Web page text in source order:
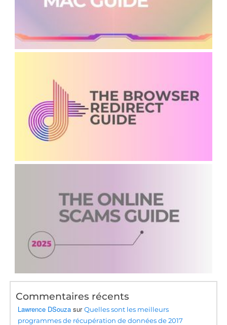
Commentaires récents
Lawrence DSouza surQuelles sont les meilleurs
programmes de récupération de données de 2017